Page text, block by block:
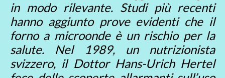
in modo rilevante. Studi più recenti
hanno aggiunto prove evidenti che il
forno a microonde è un rischio per la
salute. Nel 1989, un nutrizionista
svizzero, il Dottor Hans-Urich Hertel